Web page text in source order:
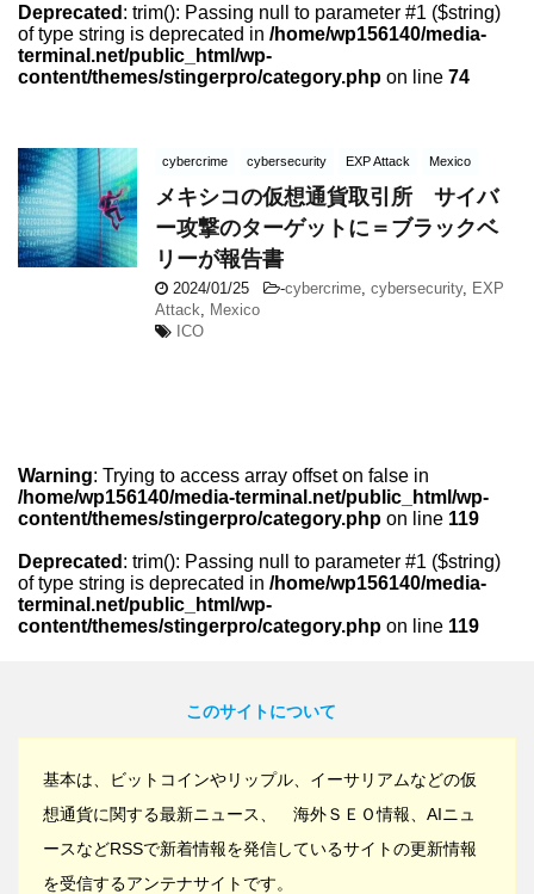
Deprecated : trim(): Passing null to parameter #1 ($string)
of type string is deprecated in /home/wp156140/media-
terminal.net/public_html/wp-
content/themes/stingerpro/category.php on line 74
cybercrime cybersecurity EXP Attack Mexico
メキシコの仮想通貨取引所 サイバ
ー攻撃のターゲットに＝ブラックベ
リーが報告書
2024/01/25 -cybercrime cybersecurity, EXP
Attack
Mexico
ICO
Warning: Trying to access array offset on false in
/home/wp156140/media-terminal.net/public_html/wp-
content/themes/stingerpro/category.php on line 119
Deprecated : trim(): Passing null to parameter #1 ($string)
of type string is deprecated in /home/wp156140/media-
terminal.net/public_html/wp-
content/themes/stingerpro/category.php on line 119
このサイトについて
基本は、ビットコインやリップル、イーサリアムなどの仮
想通貨に関する最新ニュース、 海外ＳＥＯ情報、AIニュ
ースなどRSSで新着情報を発信しているサイトの更新情報
を受信するアンテナサイトです。